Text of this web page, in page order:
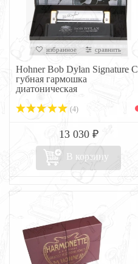
избранное сравнить
Hohner Bob Dylan Signature C
губная гармошка
диатоническая
(4)
13 030 ₽
В корзину